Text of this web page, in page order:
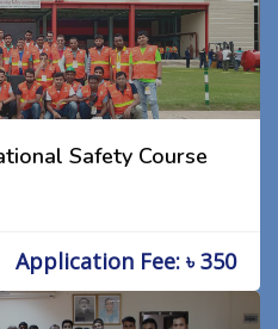
Safety Course
Application Fee: ৳ 350